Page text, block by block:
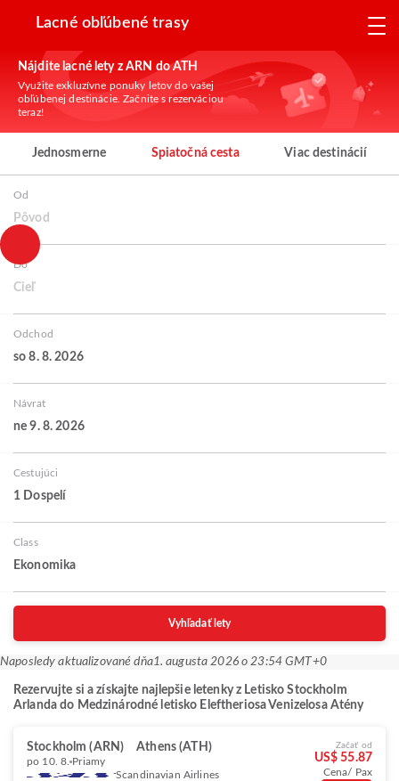
Lacné obľúbené trasy
Nájdite lacné lety z ARN do ATH
Využite exkluzívne ponuky letov do vašej
obľúbenej destinácie. Začnite s rezerváciou
teraz!
Jednosmerne Spiatočná cesta Viac destinácií
Od
Pôvod
Do
Cieľ
Odchod
so 8. 8. 2026
Návrat
ne 9. 8. 2026
Cestujúci
1 Dospelí
Class
Ekonomika
Vyhľadať lety
Naposledy aktualizované dňa1. augusta 2026 o 23:54 GMT+0
Rezervujte si a získajte najlepšie letenky z Letisko Stockholm
Arlanda do Medzinárodné letisko Eleftheriosa Venizelosa Atény
Stockholm (ARN) Athens (ATH)
po 10. 8. Priamy
Scandinavian Airlines
Začať od
US$ 55.87
Cena/ Pax